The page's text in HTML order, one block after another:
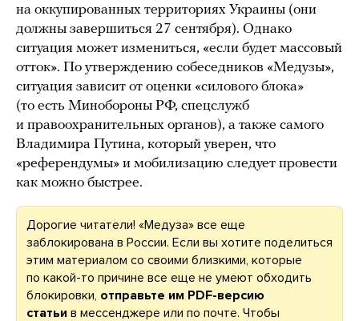
на оккупированных территориях Украины (они
должны завершиться 27 сентября). Однако
ситуация может измениться, «если будет массовый
отток». По утверждению собеседников «Медузы»,
ситуация зависит от оценки «силового блока»
(то есть Минобороны РФ, спецслужб
и правоохранительных органов), а также самого
Владимира Путина, который уверен, что
«референдумы» и мобилизацию следует провести
как можно быстрее.
Дорогие читатели! «Медуза» все еще
заблокирована в России. Если вы хотите поделиться
этим материалом со своими близкими, которые
по какой-то причине все еще не умеют обходить
блокировки, отправьте им PDF-версию
статьи в мессенджере или по почте. Чтобы